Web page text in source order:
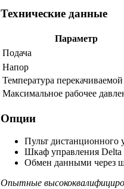
Технические данные
Параметр
Подача
Напор
Температура
Максимальное рабочее
Опции
Пульт дистанционного
Шкаф управления Delta
Обмен данными через
Опытные